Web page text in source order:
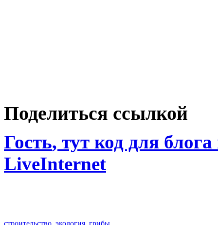
Поделиться ссылкой
Гость, тут код для
LiveInternet
строительство экология грибы